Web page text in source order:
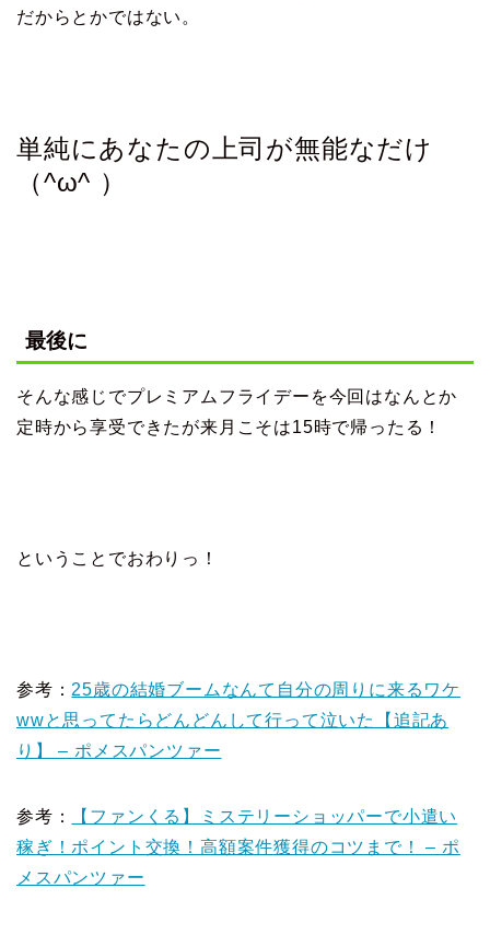
だからとかではない。
単純にあなたの上司が無能なだけ
（^ω^ ）
最後に
そんな感じでプレミアムフライデーを今回はなんとか
定時から享受できたが来月こそは15時で帰ったる！
ということでおわりっ！
参考： 25歳の結婚ブームなんて自分の周りに来るワケ
wwと思ってたらどんどんして行って泣いた【追記あ
り】 – ポメスパンツァー
参考：
【ファンくる】ミステリーショッパーで小遣い
稼ぎ！ポイント交換！高額案件獲得のコツまで！ – ポ
メスパンツァー